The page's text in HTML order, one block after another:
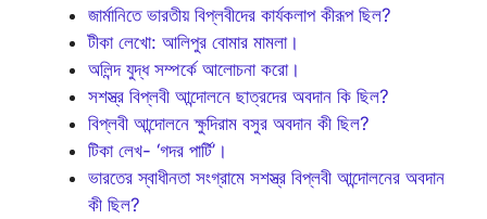
জার্মানিতে ভারতীয় বিপ্লবীদের কার্যকলাপ কীরূপ ছিল?
টীকা লেখো: আলিপুর বোমার মামলা।
অলিন্দ যুদ্ধ সম্পর্কে আলোচনা করো।
সশস্ত্র বিপ্লবী আন্দোলনে ছাত্রদের অবদান কি ছিল?
বিপ্লবী আন্দোলনে ক্ষুদিরাম বসুর অবদান কী ছিল?
টিকা লেখ- ‘গদর পার্টি’।
ভারতের স্বাধীনতা সংগ্রামে সশস্ত্র বিপ্লবী আন্দোলনের অবদান
কী ছিল?